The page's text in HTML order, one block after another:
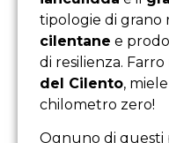
tipologie di grano
cilentane e
di resilienza.
del Cilento,
chilometro zero!
Ognuno di